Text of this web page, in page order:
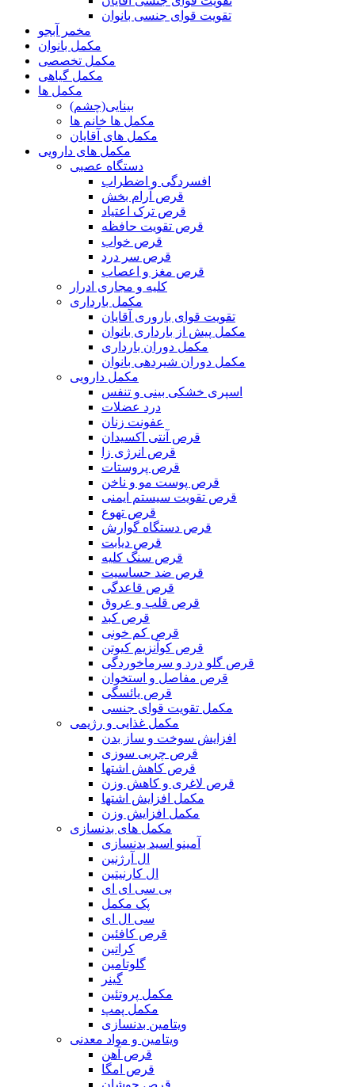
تقویت قوای جنسی بانوان
مخمر آبجو
مکمل بانوان
مکمل تخصصی
مکمل گیاهی
مکمل ها
بینایی(چشم)
مکمل ها خانم ها
مکمل های آقایان
مکمل های دارویی
دستگاه عصبی
افسردگی و اضطراب
قرص آرام بخش
قرص ترک اعتیاد
قرص تقویت حافظه
قرص خواب
قرص سر درد
قرص مغز و اعصاب
کلیه و مجاری ادرار
مکمل بارداری
تقویت قوای باروری آقایان
مکمل پیش از بارداری بانوان
مکمل دوران بارداری
مکمل دوران شیردهی بانوان
مکمل دارویی
اسپری خشکی بینی و تنفس
درد عضلات
عفونت زنان
قرص آنتی اکسیدان
قرص انرژی زا
قرص پروستات
قرص پوست مو و ناخن
قرص تقویت سیستم ایمنی
قرص تهوع
قرص دستگاه گوارش
قرص دیابت
قرص سنگ کلیه
قرص ضد حساسیت
قرص قاعدگی
قرص قلب و عروق
قرص کبد
قرص کم خونی
قرص کوآنزیم کیوتن
قرص گلو درد و سرماخوردگی
قرص مفاصل و استخوان
قرص یائسگی
مکمل تقویت قوای جنسی
مکمل غذایی و رژیمی
افزایش سوخت و ساز بدن
قرص چربی سوزی
قرص کاهش اشتها
قرص لاغری و کاهش وزن
مکمل افزایش اشتها
مکمل افزایش وزن
مکمل های بدنسازی
آمینو اسید بدنسازی
ال آرژنین
ال کارنیتین
بی سی ای ای
پک مکمل
سی ال ای
قرص کافئین
کراتین
گلوتامین
گینر
مکمل پروتئین
مکمل پمپ
ویتامین بدنسازی
ویتامین و مواد معدنی
قرص آهن
قرص امگا